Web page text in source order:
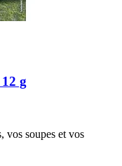
g
vos soupes et vos